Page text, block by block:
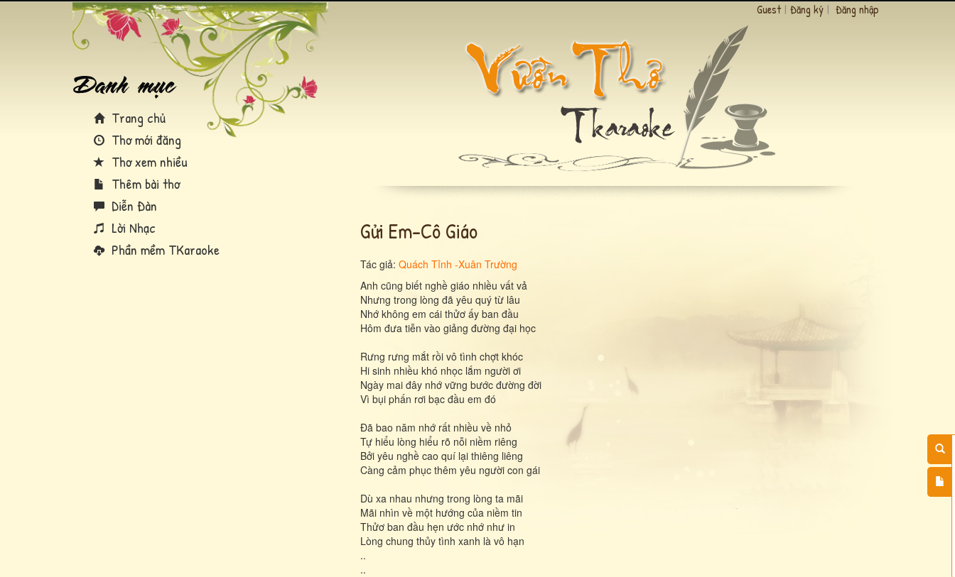
Trang chủ
Thơ mới đăng
Thơ xem nhiều
Thêm bài thơ
Diễn Đàn
Lời Nhạc
Phần mềm TKaraoke
Guest | Đăng ký | Đăng nhập
Gửi Em-Cô Giáo
Tác giả: Quách Tỉnh -Xuân Trường
Anh cũng biết nghề giáo nhiều vất vả
Nhưng trong lòng đã yêu quý từ lâu
Nhớ không em cái thửơ ấy ban đầu
Hôm đưa tiễn vào giảng đường đại học
Rưng rưng mắt rồi vô tình chợt khóc
Hi sinh nhiều khó nhọc lắm người ơi
Ngày mai đây nhớ vững bước đường đời
Vì bụi phấn rơi bạc đầu em đó
Đã bao năm nhớ rất nhiều về nhỏ
Tự hiểu lòng hiểu rõ nỗi niềm riêng
Bởi yêu nghề cao quí lại thiêng liêng
Càng cảm phục thêm yêu người con gái
Dù xa nhau nhưng trong lòng ta mãi
Mãi nhìn về một hướng của niềm tin
Thửơ ban đầu hẹn ước nhớ như in
Lòng chung thủy tình xanh là vô hạn
..
..